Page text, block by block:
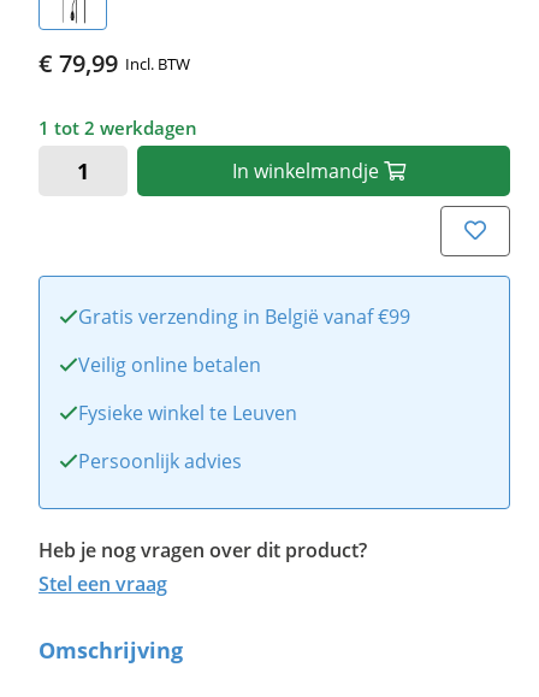
€ 79,99 Incl. BTW
1 tot 2 werkdagen
In winkelmandje
Gratis verzending in België vanaf €99
Veilig online betalen
Fysieke winkel te Leuven
Persoonlijk advies
Heb je nog vragen over dit product?
Stel een vraag
Omschrijving